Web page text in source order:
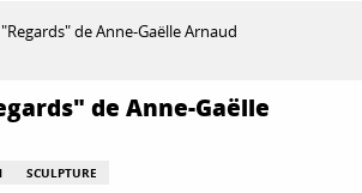
de Anne-Gaëlle Arnaud
de Anne-Gaëlle
SCULPTURE